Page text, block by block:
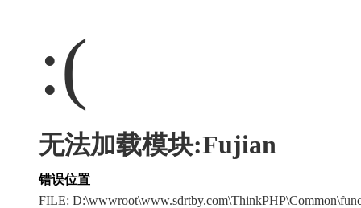
:(
无法加载模块:Fujian
错误位置
FILE: